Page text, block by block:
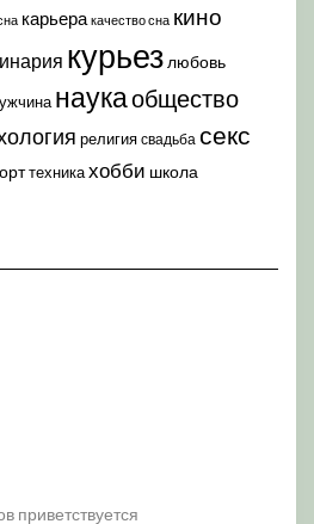
карьера качество сна кино
курьез любовь
наукаобщество
религия свадьба секс
техникахобби школа
приветствуется